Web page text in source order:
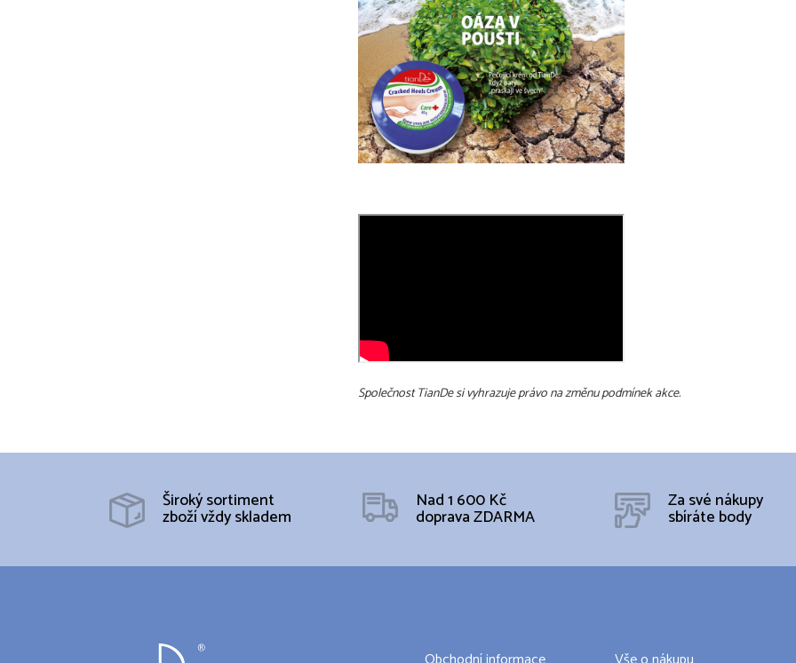
Společnost TianDe si vyhrazuje právo na změnu podmínek akce.
Široký sortiment
zboží vždy skladem
Nad 1 600 Kč
doprava ZDARMA
Za své nákupy
sbíráte body
Z